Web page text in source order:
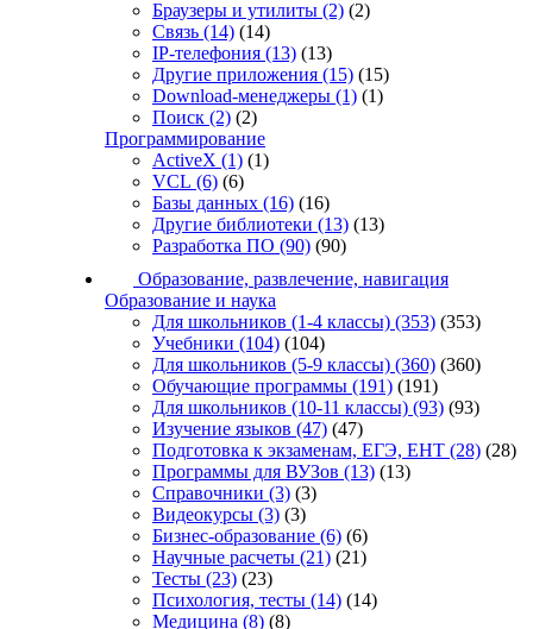
Браузеры и утилиты (2) (2)
Связь (14) (14)
IP-телефония (13) (13)
Другие приложения (15) (15)
Download-менеджеры (1) (1)
Поиск (2) (2)
Программирование
ActiveX (1) (1)
VCL (6) (6)
Базы данных (16) (16)
Другие библиотеки (13) (13)
Разработка ПО (90) (90)
Образование, развлечение, навигация
Образование и наука
Для школьников (1-4 классы) (353) (353)
Учебники (104) (104)
Для школьников (5-9 классы) (360) (360)
Обучающие программы (191) (191)
Для школьников (10-11 классы) (93) (93)
Изучение языков (47) (47)
Подготовка к экзаменам, ЕГЭ, ЕНТ (28) (28)
Программы для ВУЗов (13) (13)
Справочники (3) (3)
Видеокурсы (3) (3)
Бизнес-образование (6) (6)
Научные расчеты (21) (21)
Тесты (23) (23)
Психология, тесты (14) (14)
Медицина (8) (8)